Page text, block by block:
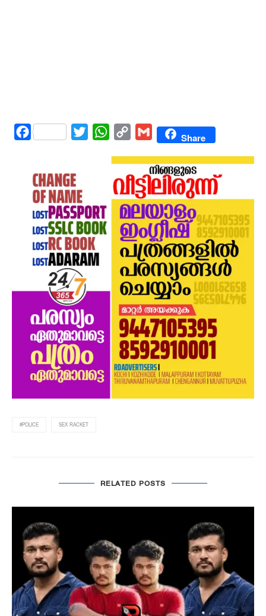
Facebook Twitter WhatsAppCopy
Gmail Share
#POLICE SEX RACKET
RELATED POSTS